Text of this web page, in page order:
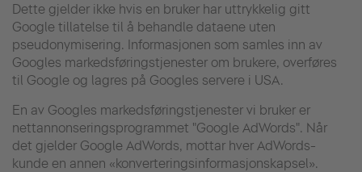
Dette gjelder ikke hvis en bruker har uttrykkelig gitt
Google tillatelse til å behandle dataene uten
pseudonymisering. Informasjonen som samles inn av
Googles markedsføringstjenester om brukere, overføres
til Google og lagres på Googles servere i USA.
En av Googles markedsføringstjenester vi bruker er
nettannonseringsprogrammet "Google AdWords". Når
det gjelder Google AdWords, mottar hver AdWords-
kunde en annen «konverteringsinformasjonskapsel».